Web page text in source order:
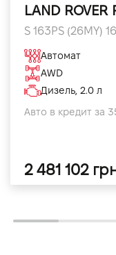
LAND ROVER
S 163PS (26MY)
Автомат
AWD
Дизель, 2.0 л
Авто в кредит за
2 481 102